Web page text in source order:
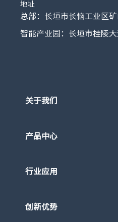
地址
总部：长垣市长恼工业区
智能产业园：长垣市桂陵
关于我们
产品中心
行业应用
创新优势